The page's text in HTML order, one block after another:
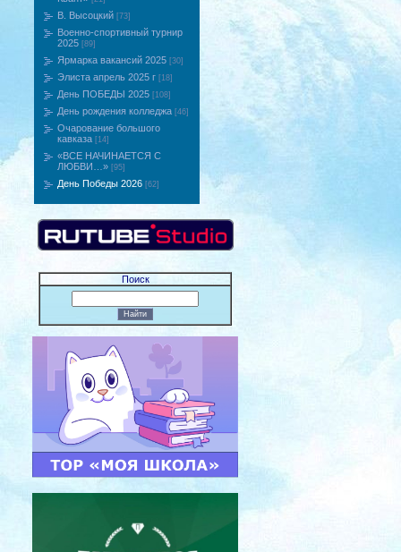
В. Высоцкий [73]
Военно-спортивный турнир
2025 [89]
Ярмарка вакансий 2025 [30]
Элиста апрель 2025 г [18]
День ПОБЕДЫ 2025 [108]
День рождения колледжа [46]
Очарование большого
кавказа [14]
«ВCE НАЧИНАЕТСЯ С
ЛЮБВИ…» [95]
День Победы 2026 [62]
Поиск